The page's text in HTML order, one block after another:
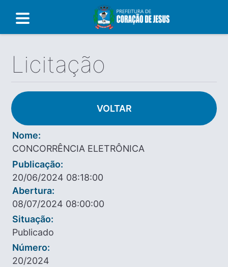
Licitação
VOLTAR
Nome:
CONCORRÊNCIA ELETRÔNICA
Publicação:
20/06/2024 08:18:00
Abertura:
08/07/2024 08:00:00
Situação:
Publicado
Número:
20/2024